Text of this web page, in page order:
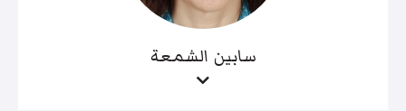
سابين الشمعة